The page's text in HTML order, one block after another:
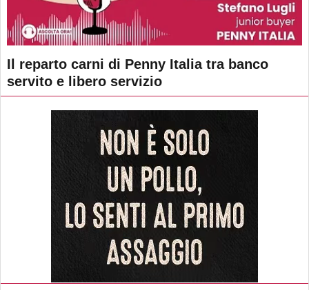
Il reparto carni di Penny Italia tra banco
servito e libero servizio